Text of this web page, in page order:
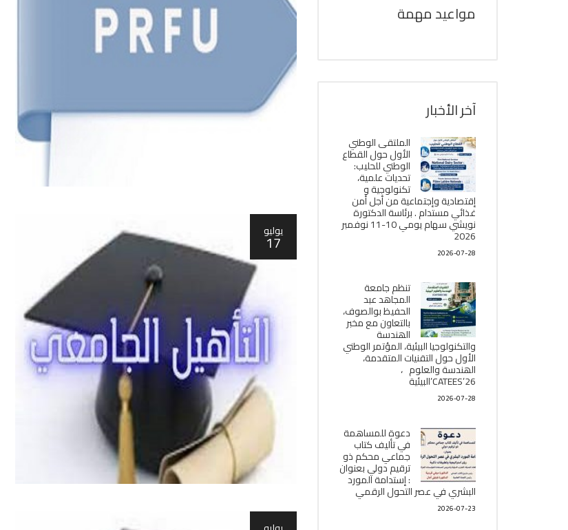
يوليو
17
مواعيد مهمة
آخر الأخبار
الملتقى الوطني
الأول حول القطاع
الوطني للحليب:
تحديات علمية،
تكنولوجية و
إقتصادية وإجتماعية من أجل أمن
غذائي مستدام . برئاسة الدكتورة
نويشي سهام يومي 10-11 نوفمبر
2026
2026-07-28
تنظم جامعة
المجاهد عبد
الحفيظ بوالصوف،
بالتعاون مع مخبر
الھندسة
والتكنولوجيا البیئیة، المؤتمر الوطني
الأول حول التقنيات المتقدمة،
الھندسة والعلوم ،
CATEES’26’البیئية
2026-07-28
دعوة للمساهمة
في تأليف كتاب
جماعي محكم ذو
ترقيم دولي بعنوان
: إستدامة المورد
البشري في عصر التحول الرقمي
2026-07-23